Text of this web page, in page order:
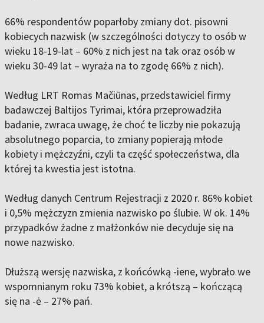
66% respondentów poparłoby zmiany dot. pisowni
kobiecych nazwisk (w szczególności dotyczy to osób w
wieku 18-19-lat – 60% z nich jest na tak oraz osób w
wieku 30-49 lat – wyraża na to zgodę 66% z nich).
Według LRT Romas Mačiūnas, przedstawiciel firmy
badawczej Baltijos Tyrimai, która przeprowadziła
badanie, zwraca uwagę, że choć te liczby nie pokazują
absolutnego poparcia, to zmiany popierają młode
kobiety i mężczyźni, czyli ta część społeczeństwa, dla
której ta kwestia jest istotna.
Według danych Centrum Rejestracji z 2020 r. 86% kobiet
i 0,5% mężczyzn zmienia nazwisko po ślubie. W ok. 14%
przypadków żadne z małżonków nie decyduje się na
nowe nazwisko.
Dłuższą wersję nazwiska, z końcówką -iene, wybrało we
wspomnianym roku 73% kobiet, a krótszą – kończącą
się na -ė – 27% pań.